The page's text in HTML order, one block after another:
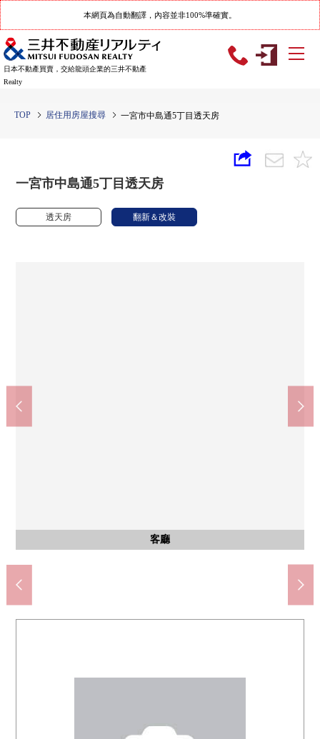
本網頁為自動翻譯，內容並非100%準確實。
日本不動產買賣，交給龍頭企業的三井不動產
Realty
TOP 居住用房屋搜尋 一宮市中島通5丁目透天房
一宮市中島通5丁目透天房
透天房 翻新＆改裝
客廳
外觀
廚房
客廳
公共汽車
洗臉
廁所
室內
室內
室內
室內
室內
室內
室內
室內
室內
室內
廁所
門口
門口
陽台
外觀